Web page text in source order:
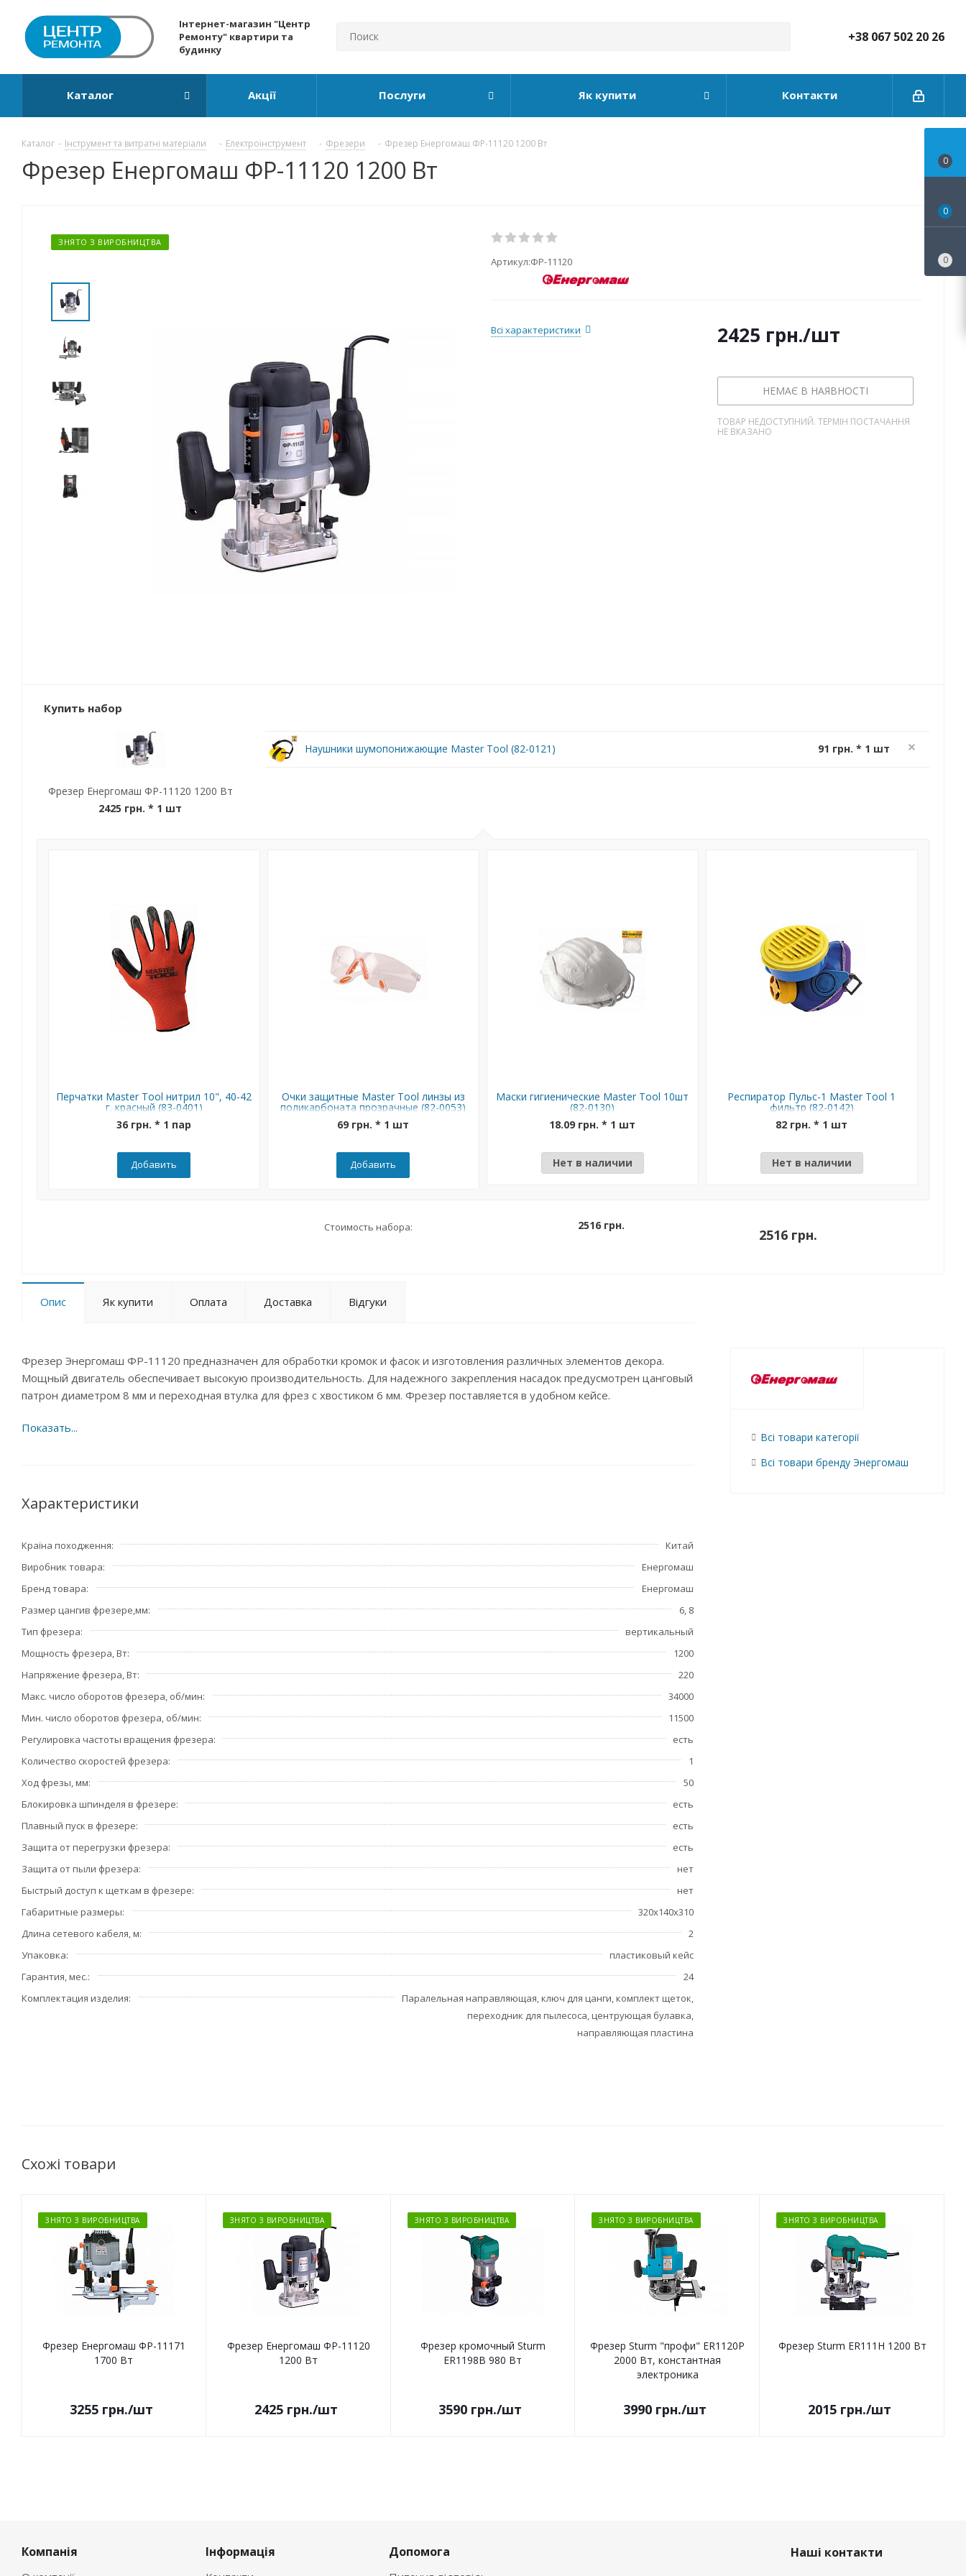
Інтернет-магазин "Центр
Ремонту" квартири та
будинку
+38 067 502 20 26
Каталог Акції Послуги Як купити Контакти
Каталог - Інструмент та витратні матеріали - Електроінструмент - Фрезери - Фрезер Енергомаш ФР-11120 1200 Вт
Фрезер Енергомаш ФР-11120 1200 Вт
ЗНЯТО З ВИРОБНИЦТВА
Артикул:ФР-11120
Всі характеристики 2425 грн./шт
НЕМАЄ В НАЯВНОСТІ
ТОВАР НЕДОСТУПНИЙ. ТЕРМІН ПОСТАЧАННЯ
НЕ ВКАЗАНО
Купить набор
Фрезер Енергомаш ФР-11120 1200 Вт
2425 грн. * 1 шт
Наушники шумопонижающие Master Tool (82-0121) 91 грн. * 1 шт
Перчатки Master Tool нитрил 10", 40-42
г. красный (83-0401)
36 грн. * 1 пар
Добавить
Очки защитные Master Tool линзы из
поликарбоната прозрачные (82-0053)
69 грн. * 1 шт
Добавить
Маски гигиенические Master Tool 10шт
(82-0130)
18.09 грн. * 1 шт
Нет в наличии
Респиратор Пульс-1 Master Tool 1
фильтр (82-0142)
82 грн. * 1 шт
Нет в наличии
Стоимость набора: 2516 грн.
2516 грн.
Опис Як купити Оплата Доставка Відгуки
Фрезер Энергомаш ФР-11120 предназначен для обработки кромок и фасок и изготовления различных элементов декора.
Мощный двигатель обеспечивает высокую производительность. Для надежного закрепления насадок предусмотрен цанговый
патрон диаметром 8 мм и переходная втулка для фрез с хвостиком 6 мм. Фрезер поставляется в удобном кейсе.
Характеристики
Країна походження
Китай
Виробник товара
Енергомаш
Бренд товара
Енергомаш
Размер цангив фрезере,мм
6, 8
Тип фрезера
вертикальный
Мощность фрезера, Вт
1200
Напряжение фрезера, Вт
220
Макс. число оборотов фрезера, об/мин
34000
Мин. число оборотов фрезера, об/мин
11500
Регулировка частоты вращения фрезера
есть
Количество скоростей фрезера
1
Ход фрезы, мм
50
Блокировка шпинделя в фрезере
есть
Плавный пуск в фрезере
есть
Защита от перегрузки фрезера
есть
Защита от пыли фрезера
нет
Быстрый доступ к щеткам в фрезере
нет
Габаритные размеры
320х140х310
Длина сетевого кабеля, м
2
Упаковка
пластиковый кейс
Гарантия, мес.
24
Комплектация изделия
Паралельная направляющая, ключ для цанги, комплект щеток,
переходник для пылесоса, центрующая булавка,
направляющая пластина
Всі товари категорії
Всі товари бренду Энергомаш
Схожі товари
ЗНЯТО З ВИРОБНИЦТВА
Фрезер Енергомаш ФР-11171
1700 Вт
3255грн./шт
ЗНЯТО З ВИРОБНИЦТВА
Фрезер Енергомаш ФР-11120
1200 Вт
2425грн./шт
ЗНЯТО З ВИРОБНИЦТВА
Фрезер кромочный Sturm
ER1198B 980 Вт
3590 грн./шт
ЗНЯТО З ВИРОБНИЦТВА
Фрезер Sturm "профи" ER1120P
2000 Вт, константная
электроника
3990 грн./шт
ЗНЯТО З ВИРОБНИЦТВА
Фрезер Sturm ER111H 1200 Вт
2015 грн./шт
Компанія Інформація Допомога
Наші контакти
0
0
0